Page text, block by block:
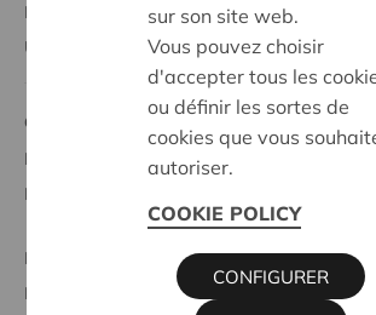
Mitbestimmen
Über Cera
Cera und
Der Freiwilligensektor
Kooperatives Unternehmertum
KBC Ancora
BRS
sur son site web.
Vous pouvez choisir
d'accepter tous les
ou définir les sortes de
cookies que vous
autoriser.
COOKIE POLICY
CONFIGURER